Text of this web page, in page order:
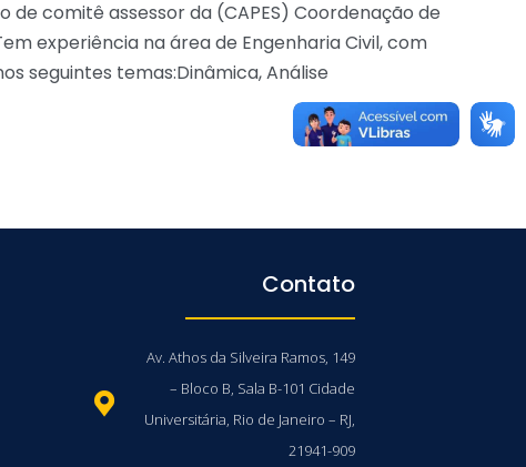
de comitê assessor da (CAPES) Coordenação de
experiência na área de Engenharia Civil, com
seguintes temas:Dinâmica, Análise
Contato
Av. Athos da Silveira Ramos, 149
– Bloco B, Sala B-101 Cidade
Universitária, Rio de Janeiro – RJ,
21941-909